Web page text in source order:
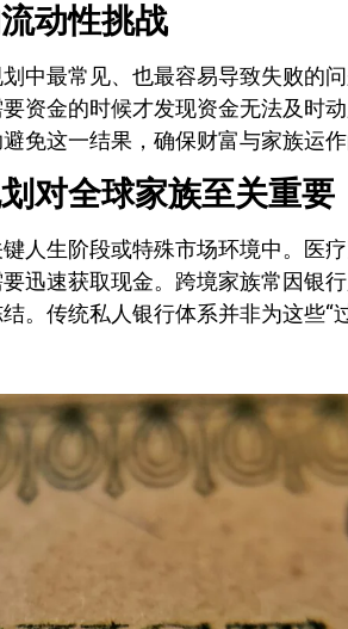
动性挑战
中最常见、也最容易导致失败的
资金的时候才发现资金无法及时
免这一结果，确保财富与家族运作
对全球家族至关重要
人生阶段或特殊市场环境中。医
迅速获取现金。跨境家族常因银
。传统私人银行体系并非为这些“